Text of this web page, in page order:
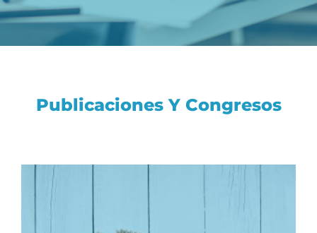
Novedades
Publicaciones Y Congresos